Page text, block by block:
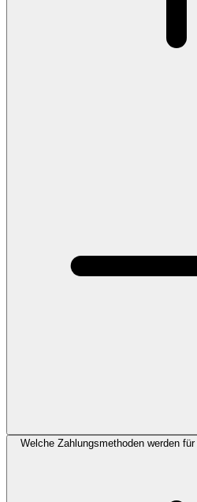
Welche Zahlungsmethoden werden